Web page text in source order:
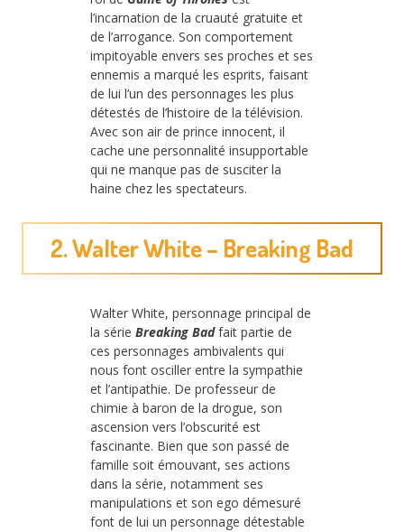
l’incarnation de la cruauté gratuite et
de l’arrogance. Son comportement
impitoyable envers ses proches et ses
ennemis a marqué les esprits, faisant
de lui l’un des personnages les plus
détestés de l’histoire de la télévision.
Avec son air de prince innocent, il
cache une personnalité insupportable
qui ne manque pas de susciter la
haine chez les spectateurs.
2. Walter White – Breaking Bad
Walter White, personnage principal de
la série Breaking Badfait partie de
ces personnages ambivalents qui
nous font osciller entre la sympathie
et l’antipathie. De professeur de
chimie à baron de la drogue, son
ascension vers l’obscurité est
fascinante. Bien que son passé de
famille soit émouvant, ses actions
dans la série, notamment ses
manipulations et son ego démesuré
font de lui un personnage détestable